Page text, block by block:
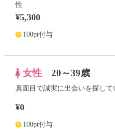
性
¥5,300
100pt付与
女性 20～39歳
真面目で誠実に出会いを探して
¥0
100pt付与